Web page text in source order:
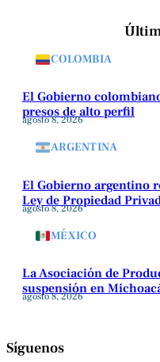
COLOMBIA
El Gobierno
presos de alto perfil
agosto 8, 2026
ARGENTINA
El Gobierno argentino
Ley de Propiedad
agosto 8, 2026
MÉXICO
La Asociación de
suspensión en
agosto 8, 2026
Síguenos